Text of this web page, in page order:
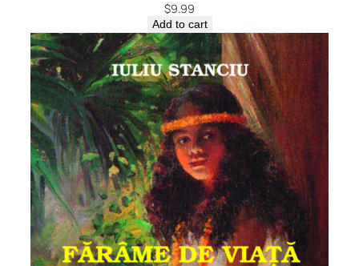
$9.99
Add to cart